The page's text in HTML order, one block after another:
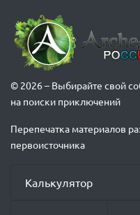
© 2026 – Выбирайте свой
на поиски приключений
Перепечатка материалов
первоисточника
Калькулятор